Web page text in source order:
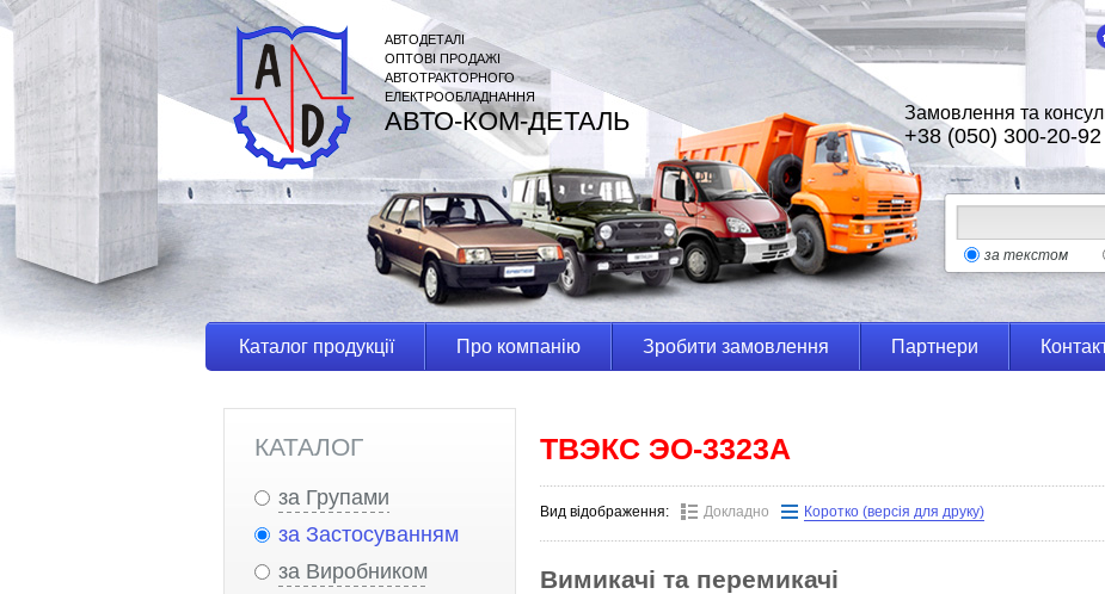
АВТОДЕТАЛІ
ОПТОВІ ПРОДАЖІ
АВТОТРАКТОРНОГО
ЕЛЕКТРООБЛАДНАННЯ
АВТО-КОМ-ДЕТАЛЬ Замовлення та
+38 (050) 300-20-92
за текстом
Каталог продукції Про компанію Зробити замовлення Партнери
КАТАЛОГ
за Групами
за Застосуванням
за Виробником
ТВЭКС ЭО-3323А
Вид відображення: Докладно Коротко (версія для друку)
Вимикачі та перемикачі